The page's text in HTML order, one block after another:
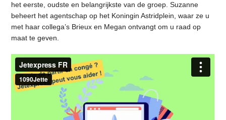
het eerste, oudste en belangrijkste van de groep. Suzanne
beheert het agentschap op het Koningin Astridplein, waar ze u
met haar collega’s Brieux en Megan ontvangt om u raad op
maat te geven.